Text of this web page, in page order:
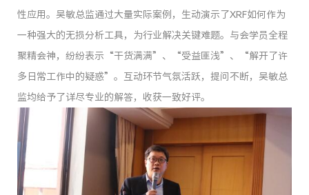
性应用。吴敏总监通过大量实际案例，生动演示了XRF如何作为
一种强大的无损分析工具，为行业解决关键难题。与会学员全程
聚精会神，纷纷表示“干货满满”、“受益匪浅”、“解开了许
多日常工作中的疑惑”。互动环节气氛活跃，提问不断，吴敏总
监均给予了详尽专业的解答，收获一致好评。